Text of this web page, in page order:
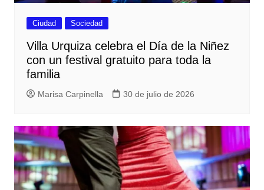
Ciudad Sociedad
Villa Urquiza celebra el Día de la Niñez
con un festival gratuito para toda la
familia
Marisa Carpinella 30 de julio de 2026